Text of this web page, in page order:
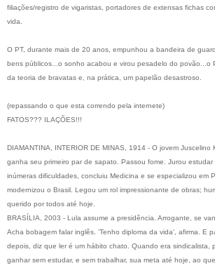
filiações/registro de vigaristas, portadores de extensas fichas
vida.
O PT, durante mais de 20 anos, empunhou a bandeira de
bens públicos...o sonho acabou e virou pesadelo do povão...o
da teoria de bravatas e, na prática, um papelão desastroso.
(repassando o que esta correndo pela internete)
FATOS??? ILAÇÕES!!!
DIAMANTINA, INTERIOR DE MINAS, 1914 - O jovem Juscelino
ganha seu primeiro par de sapato. Passou fome. Jurou estudar
inúmeras dificuldades, concluiu Medicina e se especializou em
modernizou o Brasil. Legou um rol impressionante de obras;
querido por todos até hoje.
BRASÍLIA, 2003 - Lula assume a presidência. Arrogante, se
Acha bobagem falar inglês. 'Tenho diploma da vida', afirma. E
depois, diz que ler é um hábito chato. Quando era sindicalista,
ganhar sem estudar, e sem trabalhar, sua meta até hoje, ao